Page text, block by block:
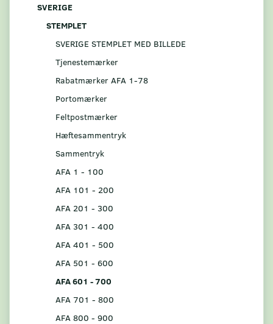
SVERIGE
STEMPLET
SVERIGE STEMPLET MED BILLEDE
Tjenestemærker
Rabatmærker AFA 1-78
Portomærker
Feltpostmærker
Hæftesammentryk
Sammentryk
AFA 1 - 100
AFA 101 - 200
AFA 201 - 300
AFA 301 - 400
AFA 401 - 500
AFA 501 - 600
AFA 601 - 700
AFA 701 - 800
AFA 800 - 900